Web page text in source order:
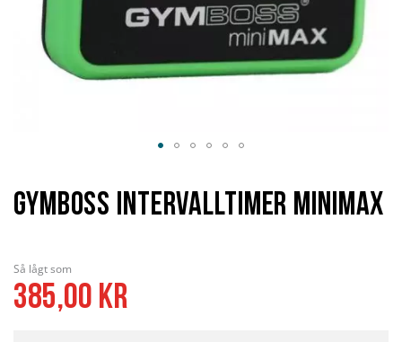
Så lågt som
385,00 kr
Gymboss Intervalltimer Minimax
början
av